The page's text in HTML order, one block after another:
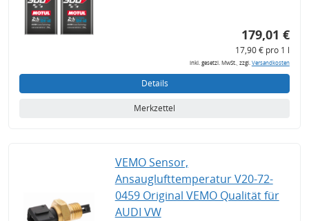
179,01 €
17,90 € pro 1 l
inkl. gesetzl. MwSt., zzgl.Versandkosten
Details
Merkzettel
VEMO Sensor,
Ansauglufttemperatur V20-72-
0459 Original VEMO Qualität für
AUDI VW